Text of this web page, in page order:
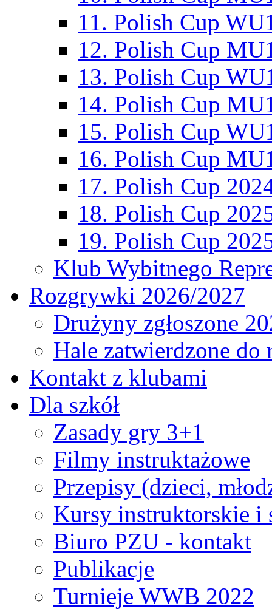
11. Polish Cup
12. Polish Cup
13. Polish Cup
14. Polish Cup
15. Polish Cup
16. Polish Cup
17. Polish Cup
18. Polish Cup
19. Polish Cup
Klub Wybitnego
Rozgrywki 2026/2027
Drużyny zgłoszone
Hale zatwierdzone
Kontakt z klubami
Dla szkół
Zasady gry 3+1
Filmy instruktażowe
Przepisy (dzieci,
Kursy instruktorskie i
Biuro PZU - kontakt
Publikacje
Turnieje WWB 2022